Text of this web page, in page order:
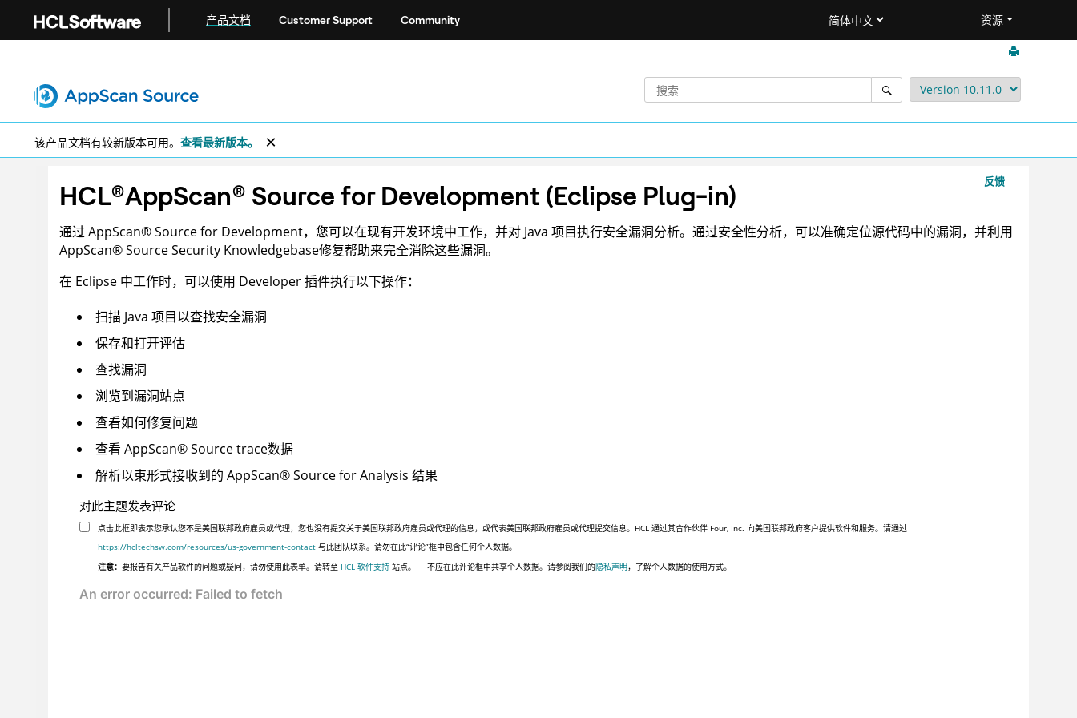
产品文档 Customer Support Community 资源
该产品文档有较新版本可用。 查看最新版本。
反馈
HCL®AppScan® Source for Development (Eclipse Plug-in)
通过AppScan®Source for Development，您可以在现有开发环境中工作，并对 Java 项目执行安全漏洞分析。通过安全性分析，可以准确定位源代码中的漏洞，并利用
AppScan®Source Security Knowledgebase修复帮助来完全消除这些漏洞。
在 Eclipse 中工作时，可以使用 Developer 插件执行以下操作：
扫描 Java 项目以查找安全漏洞
保存和打开评估
查找漏洞
浏览到漏洞站点
查看如何修复问题
查看 AppScan®Source trace数据
解析以束形式接收到的 AppScan®Source for Analysis 结果
对此主题发表评论
点击此框即表示您承认您不是美国联邦政府雇员或代理，您也没有提交关于美国联邦政府雇员或代理的信息，或代表美国联邦政府雇员或代理提交信息。HCL 通过其合作伙伴 Four, Inc. 向美国联邦政府客户提供软件和服务。请通过
https://hcltechsw.com/resources/us-government-contact与此团队联系。请勿在此“评论”框中包含任何个人数据。
注意： 要报告有关产品软件的问题或疑问，请勿使用此表单。请转至 HCL 软件支持站点。 不应在此评论框中共享个人数据。请参阅我们的隐私声明，了解个人数据的使用方式。